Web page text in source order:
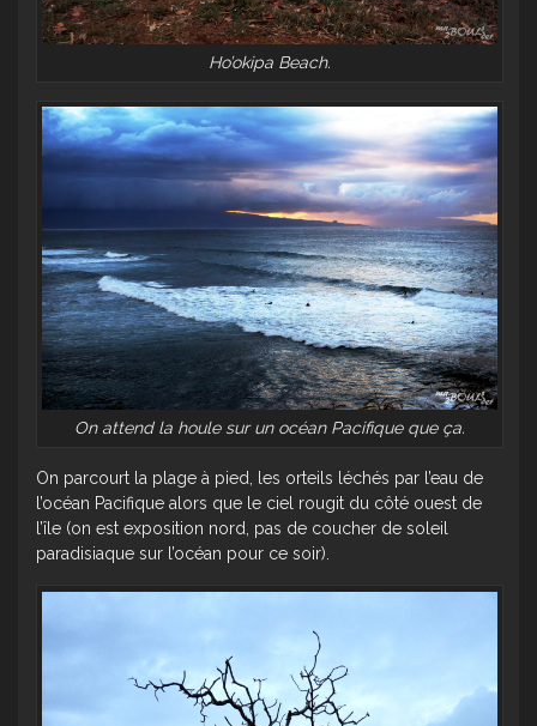
Ho’okipa Beach.
On attend la houle sur un océan Pacifique que ça.
On parcourt la plage à pied, les orteils léchés par l’eau de
l’océan Pacifique alors que le ciel rougit du côté ouest de
l’île (on est exposition nord, pas de coucher de soleil
paradisiaque sur l’océan pour ce soir).